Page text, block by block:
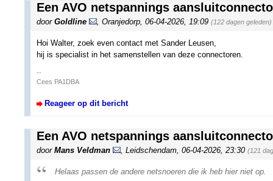
Een AVO netspannings
door Goldline , Oranjedorp, 06-04-2026, 19:09 (122 dagen geleden)
Hoi Walter, zoek even contact met Sander Leusen,
hij is specialist in het samenstellen van deze connectoren.
--
Cees PA1DBA
Reageer op dit bericht
Een AVO netspannings
door Mans Veldman , Leidschendam, 06-04-2026, 23:30 (121
Helaas passen de andere netsnoeren die ik heb hier niet op.